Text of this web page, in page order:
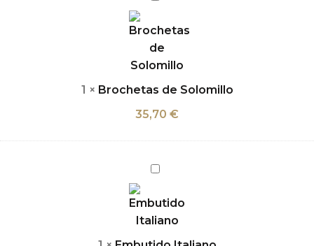
Solomillo
1 × Brochetas de Solomillo
35,70 €
Embutido